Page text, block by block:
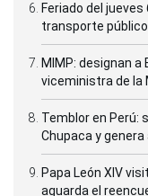
Feriado del
transporte público
MIMP: designan a
viceministra de la
Temblor en Perú:
Chupaca y
Papa León XIV
aguarda el